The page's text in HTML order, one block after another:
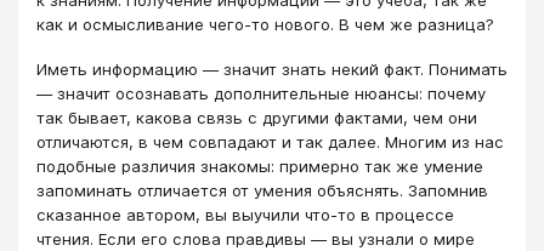
как и осмысливание чего-то нового. В чем же разница?
Иметь информацию — значит знать некий факт. Понимать
— значит осознавать дополнительные нюансы: почему
так бывает, какова связь с другими фактами, чем они
отличаются, в чем совпадают и так далее. Многим из нас
подобные различия знакомы: примерно так же умение
запоминать отличается от умения объяснять. Запомнив
сказанное автором, вы выучили что-то в процессе
чтения. Если его слова правдивы — вы узнали о мире